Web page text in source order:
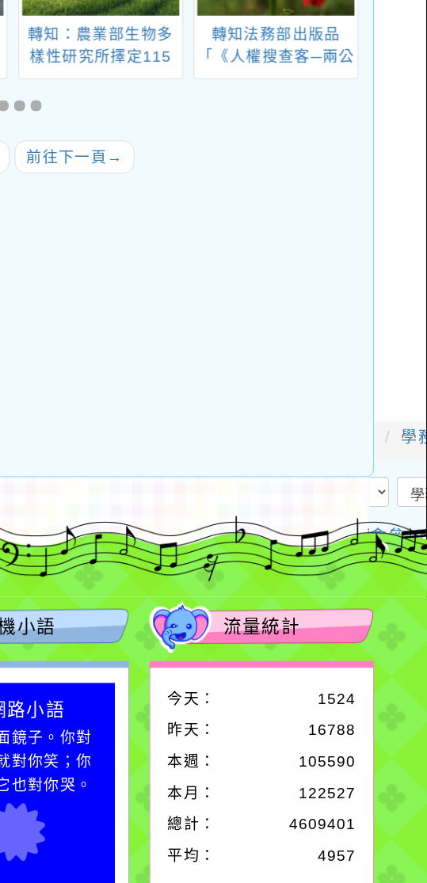
轉知：農業部生物多
樣性研究所擇定115
年7月辦理「暑期3日
小虎夏令營活動」
轉知法務部出版品
「《人權搜查客─兩公
約人權故事集III（含
前往下一頁 →
小語
路小語
鏡子。你對
對你笑；你
也對你哭。
流量統計
今天：
1524
昨天：
16788
本週： 105590
本月： 122527
總計： 4609401
平均： 4957